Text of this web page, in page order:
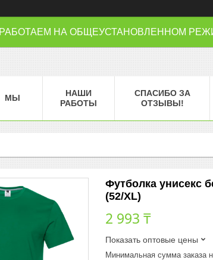
НА ОБЩЕУСТАНОВЛЕННОМ
МЫ
НАШИ
РАБОТЫ
СПАСИБО ЗА
ОТЗЫВЫ!
Футболка унисекс
(52/XL)
2 993 ₸
Показать оптовые цены
Минимальная сумма заказа